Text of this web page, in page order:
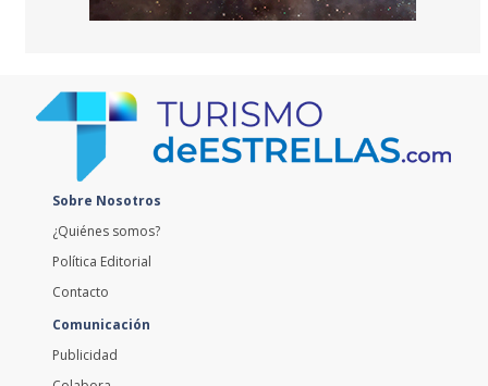
Sobre Nosotros
¿Quiénes somos?
Política Editorial
Contacto
Comunicación
Publicidad